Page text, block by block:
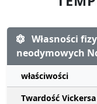
Własności
neodymowych
właściwości
Twardość Vickersa